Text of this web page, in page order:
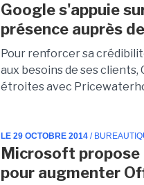
Google s'appuie
présence auprès
Pour renforcer sa
aux besoins de ses
étroites avec
LE 29 OCTOBRE 2014 /
Microsoft propose
pour augmenter